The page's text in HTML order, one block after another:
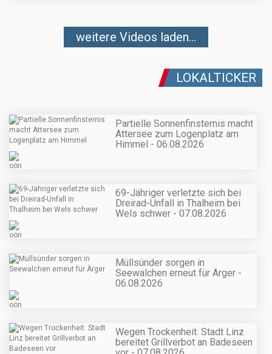
weitere Videos laden...
LOKALTICKER
Partielle Sonnenfinsternis macht
Attersee zum Logenplatz am
Himmel - 06.08.2026
69-Jähriger verletzte sich bei
Dreirad-Unfall in Thalheim bei
Wels schwer - 07.08.2026
Müllsünder sorgen in
Seewalchen erneut für Ärger -
06.08.2026
Wegen Trockenheit: Stadt Linz
bereitet Grillverbot an Badeseen